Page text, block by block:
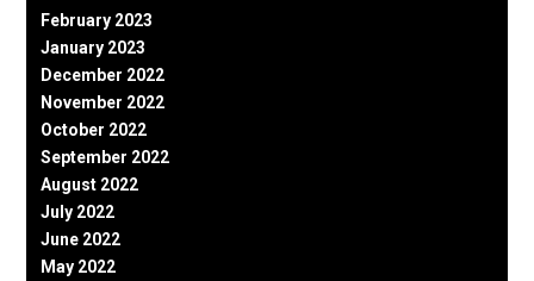
February 2023
January 2023
December 2022
November 2022
October 2022
September 2022
August 2022
July 2022
June 2022
May 2022